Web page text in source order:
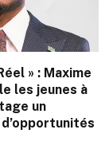
» : Maxime
les jeunes à
un